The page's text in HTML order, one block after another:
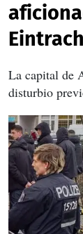
La capital de
disturbio